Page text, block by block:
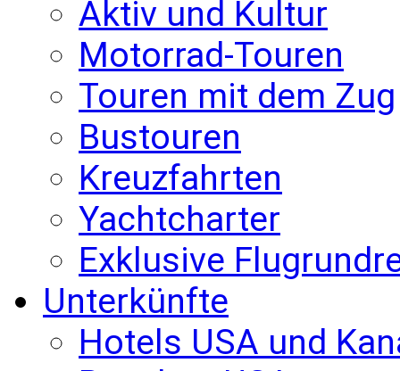
Aktiv und Kultur
Motorrad-Touren
Touren mit dem Zug
Bustouren
Kreuzfahrten
Yachtcharter
Exklusive
Unterkünfte
Hotels USA und